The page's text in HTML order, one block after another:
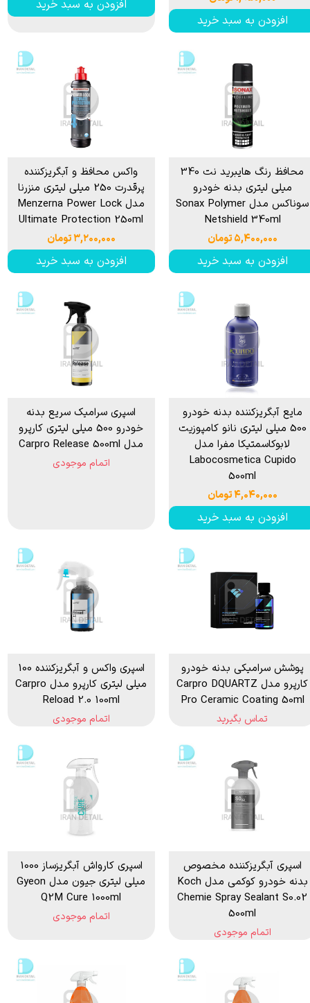
افزودن به سبد خرید
افزودن به سبد خرید
محافظ رنگ هایبرید نت 340
میلی لیتری بدنه خودرو
سوناکس مدل Sonax Polymer
Netshield 340ml
۵,۴۰۰,۰۰۰ تومان
افزودن به سبد خرید
واکس محافظ و آبگریزکننده
پرقدرت 250 میلی لیتری منزرنا
مدل Menzerna Power Lock
Ultimate Protection 250ml
۳,۲۰۰,۰۰۰ تومان
افزودن به سبد خرید
مایع آبگریزکننده بدنه خودرو
500 میلی لیتری نانو کامپوزیت
لابوکاسمتیکا مفرا مدل
Labocosmetica Cupido
500ml
۴,۰۴۰,۰۰۰ تومان
افزودن به سبد خرید
اسپری سرامیک سریع بدنه
خودرو 500 میلی لیتری کارپرو
مدل Carpro Release 500ml
اتمام موجودی
پوشش سرامیکی بدنه خودرو
کارپرو مدل Carpro DQUARTZ
Pro Ceramic Coating 50ml
تماس بگیرید
اسپری واکس و آبگریزکننده 100
میلی لیتری کارپرو مدل Carpro
Reload 2.0 100ml
اتمام موجودی
اسپری آبگریزكننده مخصوص
بدنه خودرو كوكمی مدل Koch
Chemie Spray Sealant S0.02
500ml
اتمام موجودی
اسپری کارواش آبگریزساز 1000
میلی لیتری جیون مدل Gyeon
Q2M Cure 1000ml
اتمام موجودی